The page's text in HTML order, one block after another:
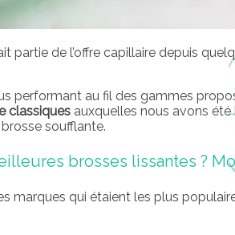
partie de l’offre capillaire depuis
performant au fil des gammes
classiques auxquelles nous avons
soufflante.
brosses lissantes ?
marques qui étaient les plus